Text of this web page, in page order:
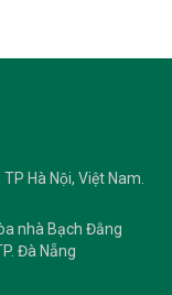
Hà Nội, Việt Nam.
nhà Bạch Đằng
Đà Nẵng